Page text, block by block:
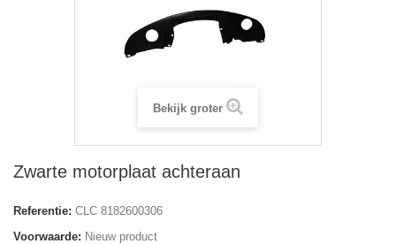
Bekijk groter
Zwarte motorplaat achteraan
Referentie: CLC 8182600306
Voorwaarde: Nieuw product